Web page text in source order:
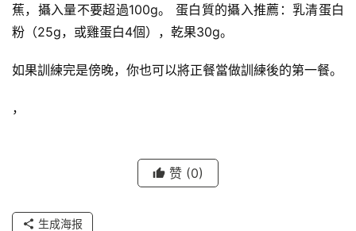
蕉，攝入量不要超過100g。
蛋白質的攝入推薦：乳清蛋白
粉（25g，或雞蛋白4個），乾果30g。
如果訓練完是傍晚，你也可以將正餐當做訓練後的第一餐。
，
赞 (0)
生成海报